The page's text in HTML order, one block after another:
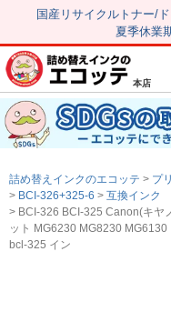
国産リサイクルトナー/
夏季休業
新規会員登録
トップページ
注文履歴
はじめての方へ
本店
詰め替えインクのエコッテ プ
BCI-326+325-6
互換インク
BCI-326 BCI-325 Canon(キヤ
ット MG6230 MG8230
bcl-325 イン